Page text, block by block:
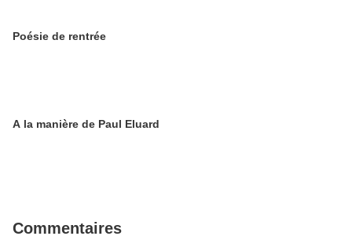
Poésie de rentrée
A la manière de Paul Eluard
Commentaires